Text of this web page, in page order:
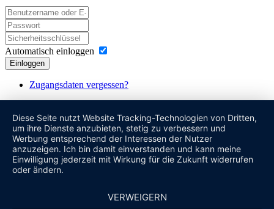
Automatisch einloggen
Einloggen
Zugangsdaten vergessen?
Diese Seite nutzt Website Tracking-Technologien von Dritten,
um ihre Dienste anzubieten, stetig zu verbessern und
Werbung entsprechend der Interessen der Nutzer
anzuzeigen. Ich bin damit einverstanden und kann meine
Einwilligung jederzeit mit Wirkung für die Zukunft widerrufen
oder ändern.
VERWEIGERN